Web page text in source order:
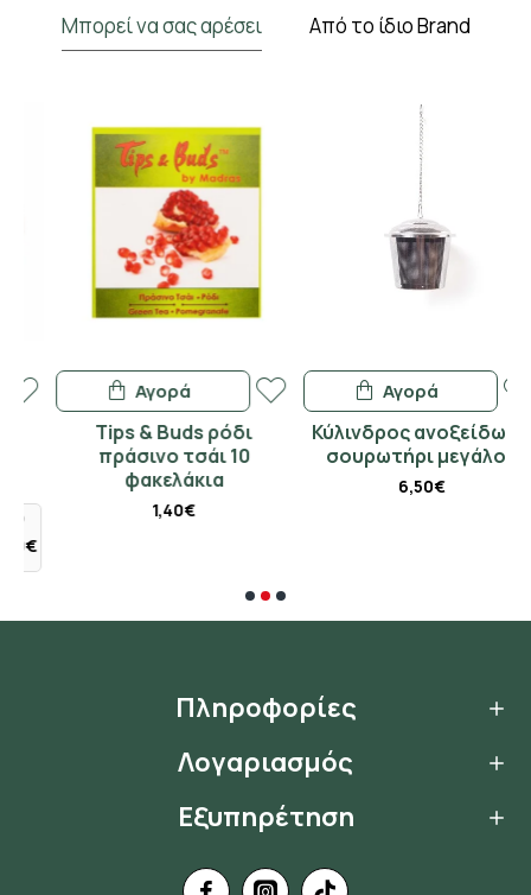
Μπορεί να σας αρέσει Από το ίδιο Brand
Tips & Buds ρόδι
πράσινο τσάι 10
φακελάκια
1,40€
Αγορά
Κύλινδρος ανοξείδωτο
σουρωτήρι μεγάλος
6,50€
Αγορά
Πληροφορίες
Λογαριασμός
Εξυπηρέτηση